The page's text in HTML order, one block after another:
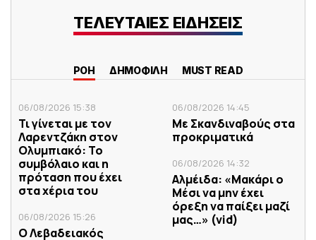
ΤΕΛΕΥΤΑΙΕΣ ΕΙΔΗΣΕΙΣ
ΡΟΗ ΔΗΜΟΦΙΛΗ MUST READ
06/08/2026 15:38
Τι γίνεται με τον
Λαρεντζάκη στον
Ολυμπιακό: Το
συμβόλαιο και η
πρόταση που έχει
στα χέρια του
06/08/2026 15:26
Ο Λεβαδειακός
06/08/2026 14:45
Με Σκανδιναβούς στα
προκριματικά
06/08/2026 14:32
Αλμέιδα: «Μακάρι ο
Μέσι να μην έχει
όρεξη να παίξει μαζί
μας…» (vid)